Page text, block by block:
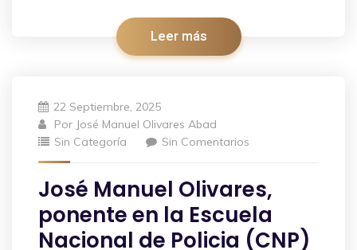
Leer más
22 Septiembre, 2025
Por José Manuel Olivares Abad
Sin Categoría
Sin Comentarios
José Manuel Olivares,
ponente en la Escuela
Nacional de Policia (CNP)